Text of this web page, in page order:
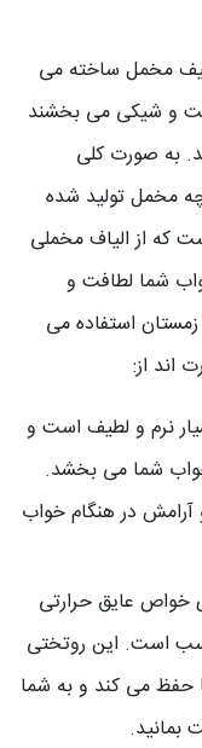
مخمل ساخته می
و شیکی می بخشند
به صورت کلی
مخمل تولید شده
که از الیاف مخملی
شما لطافت و
استفاده می
اند از:
نرم و لطیف است و
شما می بخشد.
در هنگام خواب
خواص عایق حرارتی
است. این روتختی
حفظ می کند و به شما